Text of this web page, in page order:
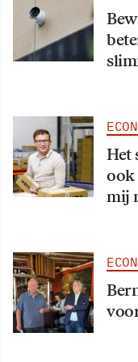
Het
ook
mij